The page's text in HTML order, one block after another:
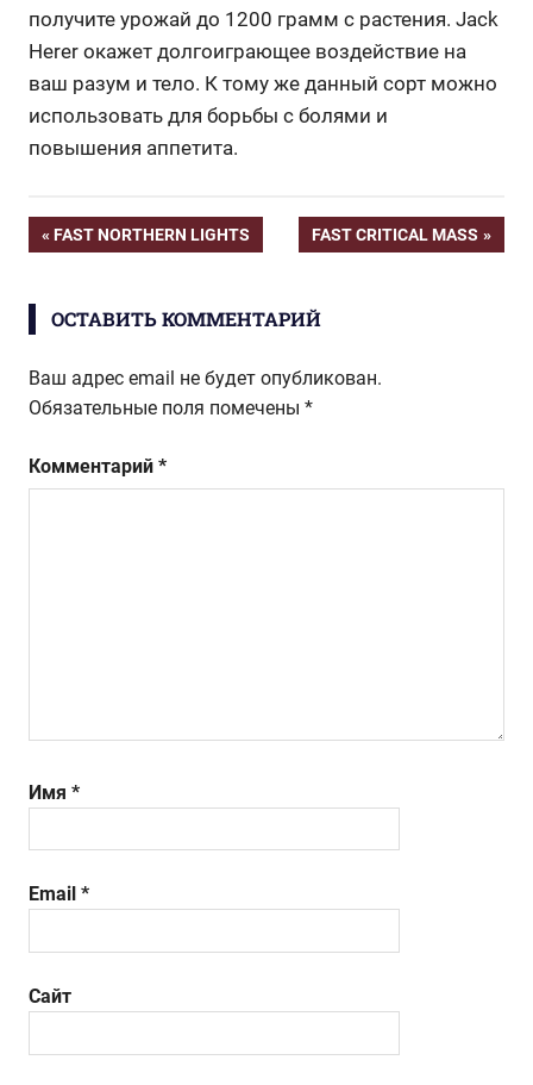
получите урожай до 1200 грамм с растения. Jack
Herer окажет долгоиграющее воздействие на
ваш разум и тело. К тому же данный сорт можно
использовать для борьбы с болями и
повышения аппетита.
Навигация
записям
ПРЕДЫДУЩАЯ
FAST NORTHERN LIGHTS
СЛЕДУЮЩАЯ
FAST CRITICAL MASS
ОСТАВИТЬ КОММЕНТАРИЙ
Ваш адрес email не будет опубликован.
Обязательные поля помечены *
Комментарий *
Имя *
Email *
Сайт